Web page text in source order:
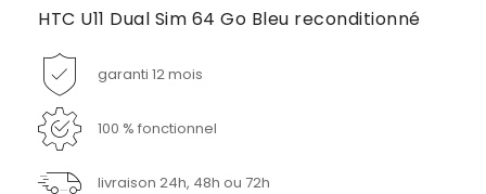
HTC U11 Dual Sim 64 Go Bleu reconditionné
garanti 12 mois
100 % fonctionnel
livraison 24h, 48h ou 72h